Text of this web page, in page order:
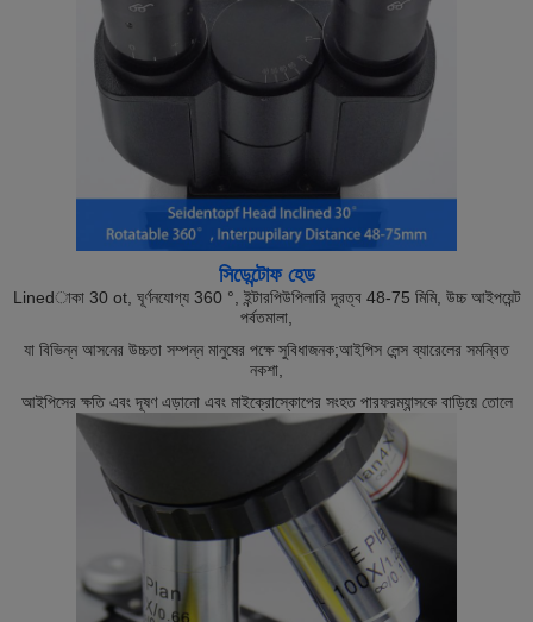
সিডেন্টোফ হেড
Linedাকা 30 ot, ঘূর্ণনযোগ্য 360 °, ইন্টারপিউপিলারি দূরত্ব 48-75 মিমি, উচ্চ আইপয়েন্ট
পর্বতমালা,
যা বিভিন্ন আসনের উচ্চতা সম্পন্ন মানুষের পক্ষে সুবিধাজনক;আইপিস লেন্স ব্যারেলের সমন্বিত
নকশা,
আইপিসের ক্ষতি এবং দূষণ এড়ানো এবং মাইক্রোস্কোপের সংহত পারফরম্যান্সকে বাড়িয়ে তোলে